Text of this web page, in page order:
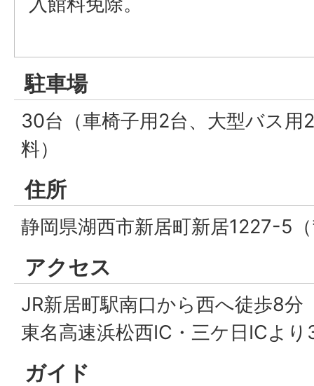
駐車場
30台（車椅子用2台、大型バス用
料）
住所
静岡県湖西市新居町新居1227-5
アクセス
JR新居町駅南口から西へ徒歩8分
東名高速浜松西IC・三ケ日ICよ
ガイド